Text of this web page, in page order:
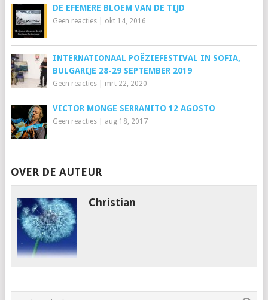
DE EFEMERE BLOEM VAN DE TIJD
Geen reacties| okt 14, 2016
INTERNATIONAAL POËZIEFESTIVAL IN SOFIA,
BULGARIJE 28-29 SEPTEMBER 2019
Geen reacties| mrt 22, 2020
VICTOR MONGE SERRANITO 12 AGOSTO
Geen reacties| aug 18, 2017
OVER DE AUTEUR
Christian